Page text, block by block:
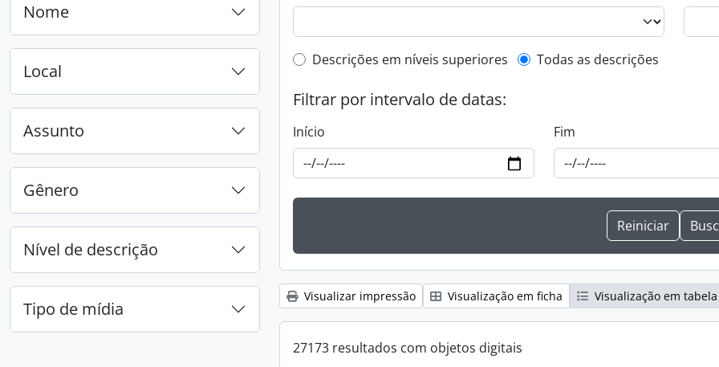
Nome
Local
Assunto
Gênero
Nível de descrição
Tipo de mídia
Filtro de descrição de nível superior
Descrições em níveis superiores Todas as descrições
Filtrar por intervalo de datas:
Início Fim
Visualizar impressão Visualização em ficha Visualização em tabela
27173 resultados com objetos digitais